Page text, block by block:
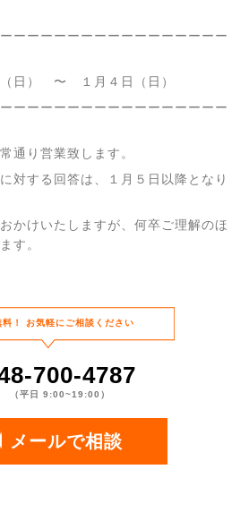
ーーーーーーーーーーーーーーーー
） 〜 １月４日（日）
ーーーーーーーーーーーーーーーー
通り営業致します。
対する回答は、１月５日以降となり
かけいたしますが、何卒ご理解のほ
す。
！ お気軽にご相談ください
700-4787
（平⽇ 9:00~19:00）
メールで相談